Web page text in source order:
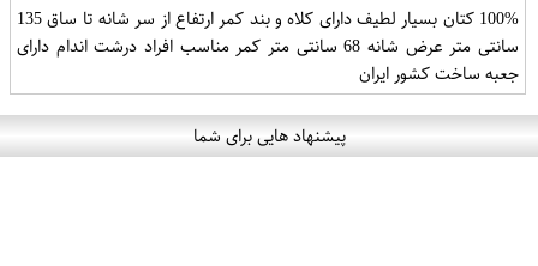
100% کتان بسیار لطیف دارای کلاه و بند کمر ارتفاع از سر شانه تا ساق 135
سانتی متر عرض شانه 68 سانتی متر کمر مناسب افراد درشت اندام دارای
جعبه ساخت کشور ایران
پیشنهاد هایی برای شما